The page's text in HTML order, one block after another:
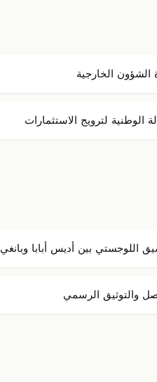
الشؤون الخارجية
الوطنية لترويج الاستثمارات
اللوجستي بين أديس أبابا وبانغي
والتوثيق الرسمي